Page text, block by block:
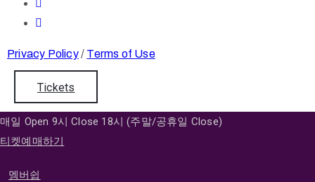
Privacy Policy/ Terms of Use
Tickets
매일 Open 9시 Close 18시 (주말/공휴일 Close)
티켓예매하기
멤버쉽